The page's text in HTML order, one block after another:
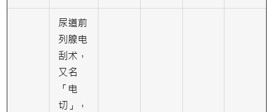
尿道前
列腺电
刮术，
又名
「电
切」，